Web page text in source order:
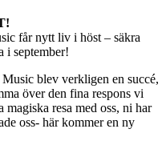
får nytt liv i höst – säkra
i september!
blev verkligen en succé,
över den fina respons vi
resa med oss, ni har
oss- här kommer en ny